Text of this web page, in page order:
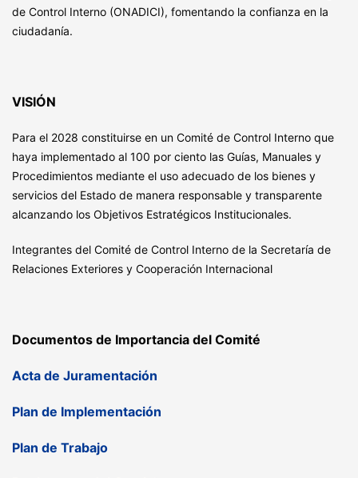
de Control Interno (ONADICI), fomentando la confianza en la
ciudadanía.
VISIÓN
Para el 2028 constituirse en un Comité de Control Interno que
haya implementado al 100 por ciento las Guías, Manuales y
Procedimientos mediante el uso adecuado de los bienes y
servicios del Estado de manera responsable y transparente
alcanzando los Objetivos Estratégicos Institucionales.
Integrantes del Comité de Control Interno de la Secretaría de
Relaciones Exteriores y Cooperación Internacional
Documentos de Importancia del Comité
Acta de Juramentación
Plan de Implementación
Plan de Trabajo